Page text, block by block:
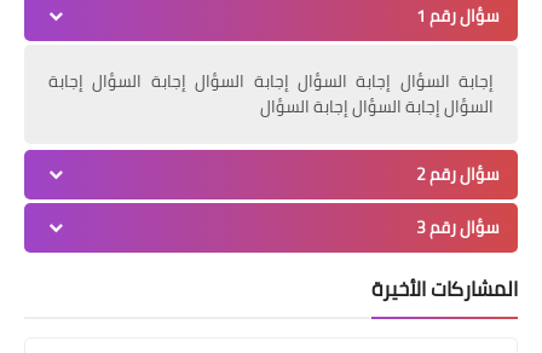
*وجوه وناس من مخيم البص - #موقعسؤال رقم 1
إجابة السؤال إجابة السؤال إجابة السؤال إجابة السؤال إجابة
السؤال إجابة السؤال إجابة السؤال
سؤال رقم 2
سؤال رقم 3
المشاركات الأخيرة